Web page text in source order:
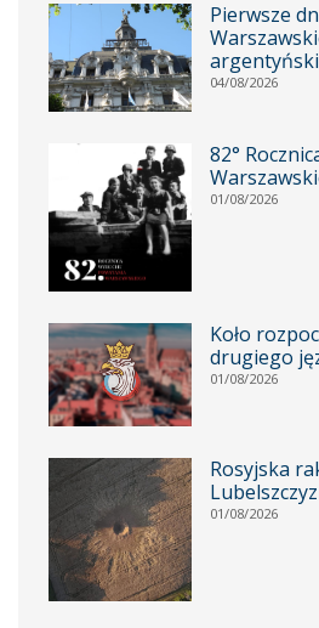
Pierwsze
04/08/2026
82°
01/08/2026
Koło
drugiego
01/08/2026
Rosyjska
01/08/2026